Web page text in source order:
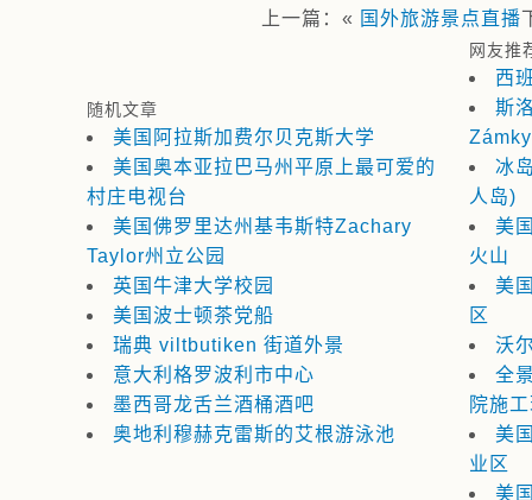
上一篇：« 国外旅游景点直播
随机文章
美国阿拉斯加费尔贝克斯大学
美国奥本亚拉巴马州平原上最可爱的
村庄电视台
美国佛罗里达州基韦斯特Zachary
Taylor州立公园
英国牛津大学校园
美国波士顿茶党船
瑞典 viltbutiken 街道外景
意大利格罗波利市中心
墨西哥龙舌兰酒桶酒吧
奥地利穆赫克雷斯的艾根游泳池
网友推
西
斯
Zámky
冰
人岛)
美
火山
美
区
沃
全
院施
美
业区
美